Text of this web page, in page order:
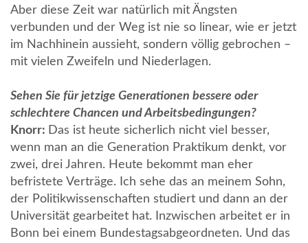
Aber diese Zeit war natürlich mit Ängsten
verbunden und der Weg ist nie so linear, wie er jetzt
im Nachhinein aussieht, sondern völlig gebrochen –
mit vielen Zweifeln und Niederlagen.
Sehen Sie für jetzige Generationen bessere oder
schlechtere Chancen und Arbeitsbedingungen?
Knorr: Das ist heute sicherlich nicht viel besser,
wenn man an die Generation Praktikum denkt, vor
zwei, drei Jahren. Heute bekommt man eher
befristete Verträge. Ich sehe das an meinem Sohn,
der Politikwissenschaften studiert und dann an der
Universität gearbeitet hat. Inzwischen arbeitet er in
Bonn bei einem Bundestagsabgeordneten. Und das